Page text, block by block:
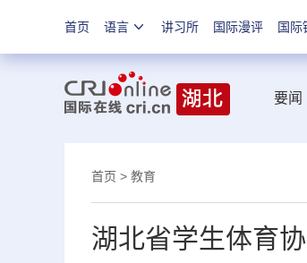
首页 语言 讲习所 国际漫评 国际
要闻
首页 > 教育
湖北省学生体育